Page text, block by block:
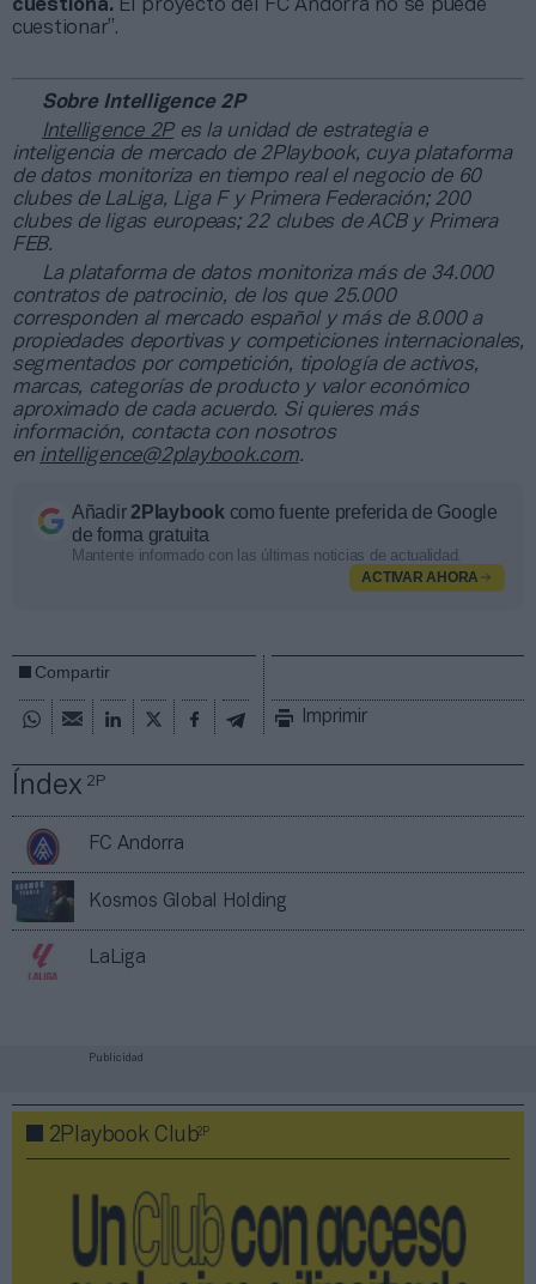
Índex2P
FC Andorra
Kosmos Global Holding
LaLiga
cuestiona. El proyecto del FC Andorra no se puede
cuestionar”.
Sobre Intelligence 2P
Intelligence 2Pes la unidad de estrategia e
inteligencia de mercado de 2Playbook, cuya plataforma
de datos monitoriza en tiempo real el negocio de 60
clubes de LaLiga, Liga F y Primera Federación; 200
clubes de ligas europeas; 22 clubes de ACB y Primera
FEB.
La plataforma de datos monitoriza más de 34.000
contratos de patrocinio, de los que 25.000
corresponden al mercado español y más de 8.000 a
propiedades deportivas y competiciones internacionales,
segmentados por competición, tipología de activos,
marcas, categorías de producto y valor económico
aproximado de cada acuerdo. Si quieres más
información, contacta con nosotros
en intelligence@2playbook.com.
Añadir2Playbook como fuente preferida de Google
de forma gratuita
Mantente informado con las últimas noticias de actualidad.
ACTIVAR AHORA
Compartir
Imprimir
Publicidad
2Playbook Club2P